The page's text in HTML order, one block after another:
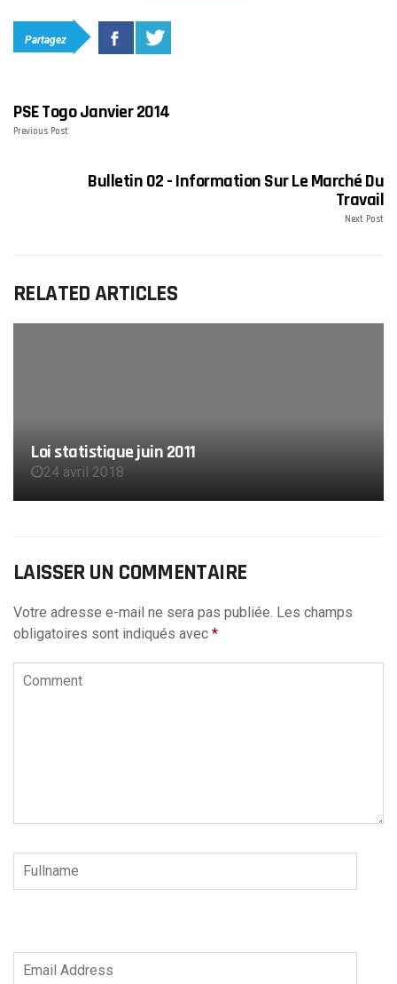
Partagez
PSE Togo Janvier 2014
Previous Post
Bulletin 02 - Information Sur Le Marché Du
Travail
Next Post
RELATED ARTICLES
Loi statistique juin 2011
24 avril 2018
LAISSER UN COMMENTAIRE
Votre adresse e-mail ne sera pas publiée. Les champs
obligatoires sont indiqués avec *